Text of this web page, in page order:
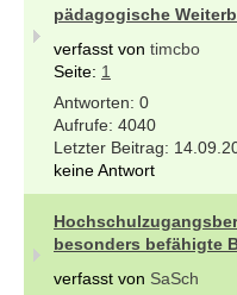
pädagogische
verfasst von timcbo
Seite: 1
0
4040
keine Antwort
besonders befähigte
verfasst von SaSch